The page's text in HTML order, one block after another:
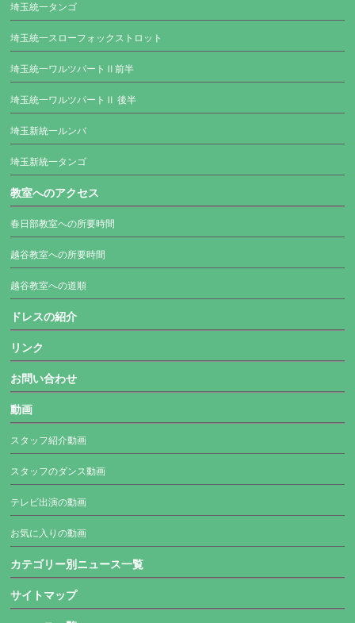
埼玉統一タンゴ
埼玉統一スローフォックストロット
埼玉統一ワルツパートⅡ前半
埼玉統一ワルツパートⅡ 後半
埼玉新統一ルンバ
埼玉新統一タンゴ
教室へのアクセス
春日部教室への所要時間
越谷教室への所要時間
越谷教室への道順
ドレスの紹介
リンク
お問い合わせ
動画
スタッフ紹介動画
スタッフのダンス動画
テレビ出演の動画
お気に入りの動画
カテゴリー別ニュース一覧
サイトマップ